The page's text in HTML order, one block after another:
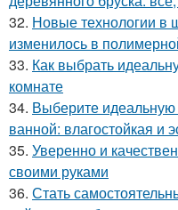
32. Новые технологии в
изменилось в
33. Как выбрать
комнате
34. Выберите идеальную
ванной: влагостойкая и
35. Уверенно и
своими руками
36. Стать